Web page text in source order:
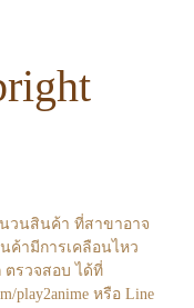
วนสินค้า ที่สาขาอาจ
ค้ามีการเคลือนไหว
ตรวจสอบ ได้ที่
play2anime หรือ Line